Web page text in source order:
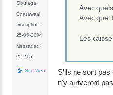
Sibulaga,
Onatawani
Inscription :
25-05-2004
Messages :
25 215
Site Web
Avec
Avec quel
Les
S'ils ne sont pas
n'y arriveront